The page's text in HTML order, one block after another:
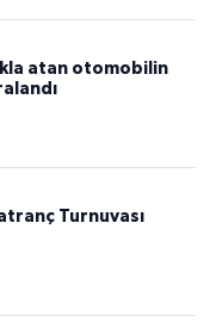
atan otomobilin
Turnuvası